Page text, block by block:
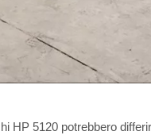
HP 5120 potrebbero